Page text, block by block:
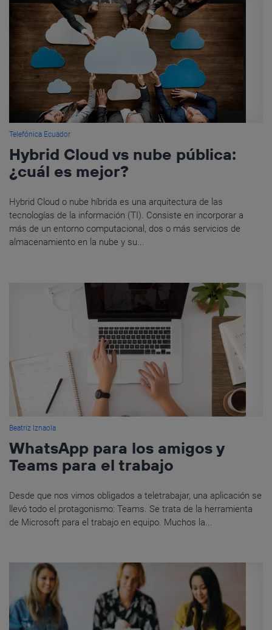
Telefónica Ecuador
Hybrid Cloud vs nube pública:
¿cuál es mejor?
Hybrid Cloud o nube híbrida es una arquitectura de las
tecnologías de la información (TI). Consiste en incorporar a
más de un entorno computacional, dos o más servicios de
almacenamiento en la nube y su...
Beatriz Iznaola
WhatsApp para los amigos y
Teams para el trabajo
Desde que nos vimos obligados a teletrabajar, una aplicación se
llevó todo el protagonismo: Teams. Se trata de la herramienta
de Microsoft para el trabajo en equipo. Muchos la...